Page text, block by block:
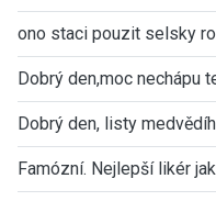
ono staci pouzit selsky
Dobrý den,moc nechápu
Dobrý den, listy
Famózní. Nejlepší likér